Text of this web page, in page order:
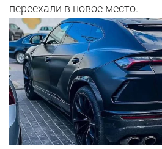
переехали в новое место.